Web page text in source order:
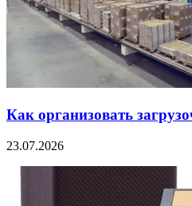
Как организовать
23.07.2026